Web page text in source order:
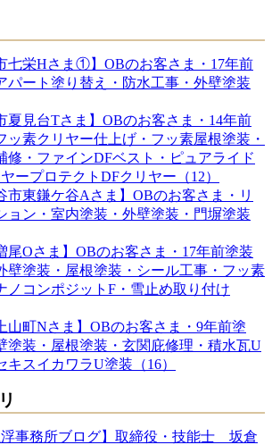
七栄Hさま①】OBのお客さま・17年前
パート塗り替え・防水工事・外壁塗装
夏見台Tさま】OBのお客さま・14年前
ッ素クリヤー仕上げ・フッ素屋根塗装・
修・ファインDFベスト・ピュアライド
ープロテクトDFクリヤー（12）
市東鎌ケ谷Aさま】OBのお客さま・リ
ョン・室内塗装・外壁塗装・門塀塗装
尾Oさま】OBのお客さま・17年前塗装
壁塗装・屋根塗装・シール工事・フッ素
ノコンポジットF・雪止め取り付け
山町Nさま】OBのお客さま・9年前塗
塗装・屋根塗装・玄関庇修理・積水瓦U
キスイカワラU塗装（16）
事務所ブログ】取締役・技能士 坂倉